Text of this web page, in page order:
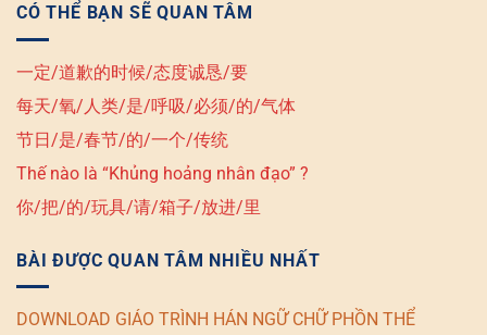
CÓ THỂ BẠN SẼ QUAN TÂM
一定/道歉的时候/态度诚恳/要
每天/氧/人类/是/呼吸/必须/的/气体
节日/是/春节/的/一个/传统
Thế nào là “Khủng hoảng nhân đạo” ?
你/把/的/玩具/请/箱子/放进/里
BÀI ĐƯỢC QUAN TÂM NHIỀU NHẤT
DOWNLOAD GIÁO TRÌNH HÁN NGỮ CHỮ PHỒN THỂ